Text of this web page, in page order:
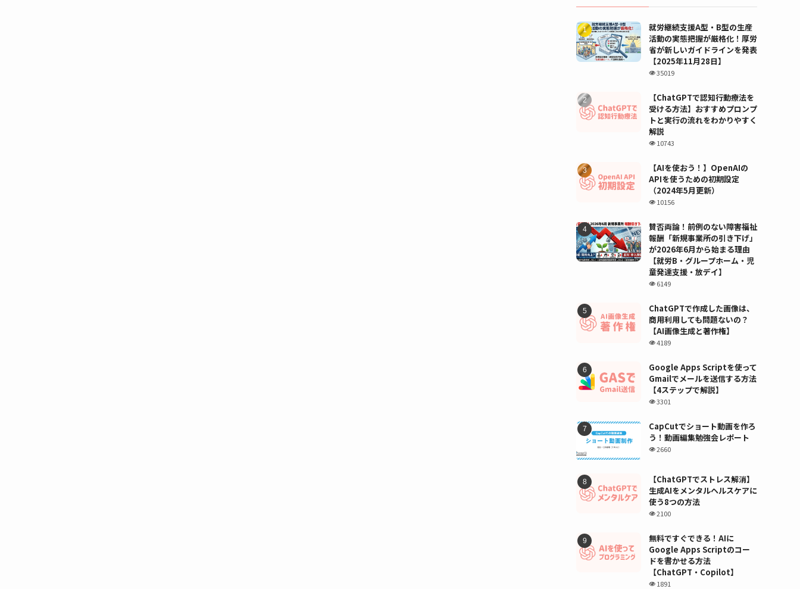
就労継続支援A型・B型の生産
活動の実態把握が厳格化！厚労
省が新しいガイドラインを発表
【2025年11月28日】
35019
【ChatGPTで認知行動療法を
受ける方法】おすすめプロンプ
トと実行の流れをわかりやすく
解説
10743
【AIを使おう！】OpenAIの
APIを使うための初期設定
（2024年5月更新）
10156
賛否両論！前例のない障害福祉
報酬「新規事業所の引き下げ」
が2026年6月から始まる理由
【就労B・グループホーム・児
童発達支援・放デイ】
6149
ChatGPTで作成した画像は、
商用利用しても問題ないの？
【AI画像生成と著作権】
4189
Google Apps Scriptを使って
Gmailでメールを送信する方法
【4ステップで解説】
3301
CapCutでショート動画を作ろ
う！動画編集勉強会レポート
2660
【ChatGPTでストレス解消】
生成AIをメンタルヘルスケアに
使う8つの方法
2100
無料ですぐできる！AIに
Google Apps Scriptのコー
ドを書かせる方法
【ChatGPT・Copilot】
1891